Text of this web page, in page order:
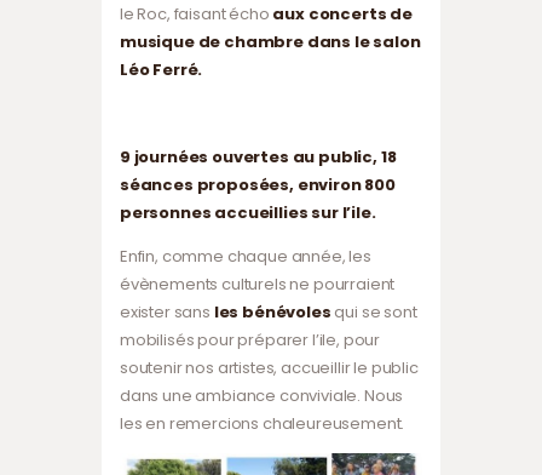
le Roc, faisant écho aux concerts de
musique de chambre dans le salon
Léo Ferré.
9 journées ouvertes au public, 18
séances proposées, environ 800
personnes accueillies sur l’ile.
Enfin, comme chaque année, les
évènements culturels ne pourraient
exister sans les bénévoles qui se sont
mobilisés pour préparer l’ile, pour
soutenir nos artistes, accueillir le public
dans une ambiance conviviale. Nous
les en remercions chaleureusement.